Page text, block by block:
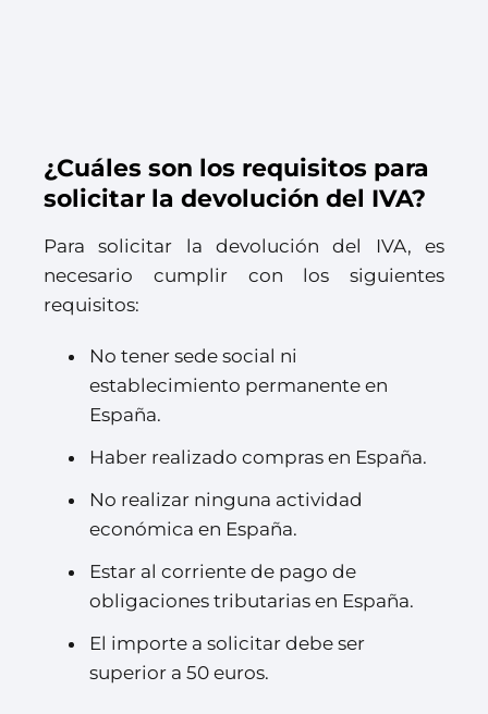
¿Cuáles son los requisitos para
solicitar la devolución del IVA?
Para solicitar la devolución del IVA, es
necesario cumplir con los siguientes
requisitos:
No tener sede social ni
establecimiento permanente en
España.
Haber realizado compras en España.
No realizar ninguna actividad
económica en España.
Estar al corriente de pago de
obligaciones tributarias en España.
El importe a solicitar debe ser
superior a 50 euros.